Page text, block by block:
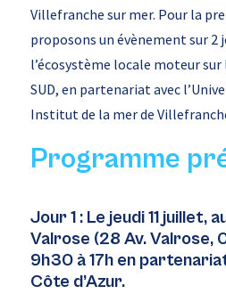
Villefranche sur mer. Pour la
proposons un évènement sur 2
l’écosystème locale moteur sur
SUD, en partenariat avec
Institut de la mer de
Programme
Jour 1 : Le jeudi 11 juillet,
Valrose (28 Av. Valrose,
9h30 à 17h en
Côte d’Azur.